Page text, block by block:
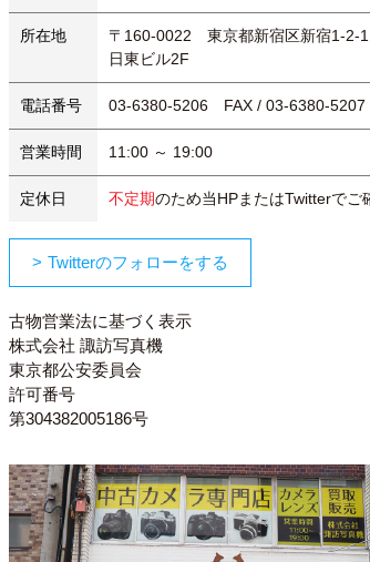
所在地
〒160-0022 東京都新宿区新宿1-2-
日東ビル2F
電話番号 03-6380-5206 FAX / 03-6380-5207
営業時間 11:00 ～ 19:00
定休日 不定期のため当HPまたはTwitterでご
Twitterのフォローをする
古物営業法に基づく表示
株式会社 諏訪写真機
東京都公安委員会
許可番号
第304382005186号